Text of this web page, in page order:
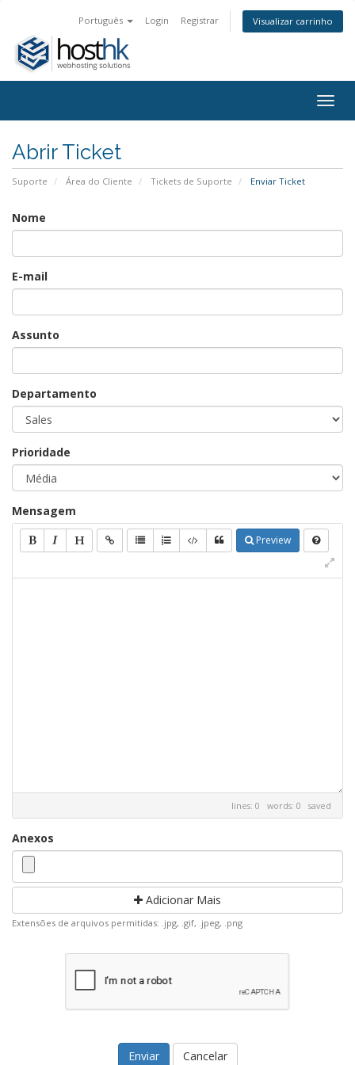
Português Login Registrar Visualizar carrinho
Abrir Ticket
Suporte Área do Cliente Tickets de Suporte Enviar Ticket
Nome
E-mail
Assunto
Departamento
Prioridade
Mensagem
Preview
lines: 0 words: 0 saved
Anexos
Adicionar Mais
Extensões de arquivos permitidas: .jpg, .gif, .jpeg, .png
Cancelar